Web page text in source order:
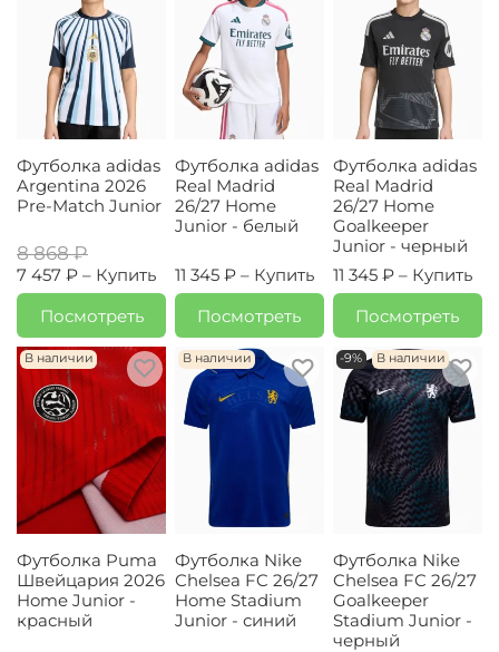
Футболка adidas
Argentina 2026
Pre-Match Junior
8 868 ₽
7 457 ₽ – Купить
Посмотреть
Футболка adidas
Real Madrid
26/27 Home
Junior - белый
11 345 ₽ – Купить
Посмотреть
Футболка adidas
Real Madrid
26/27 Home
Goalkeeper
Junior - черный
11 345 ₽ – Купить
Посмотреть
В наличии
Футболка Puma
Швейцария 2026
Home Junior -
красный
В наличии
Футболка Nike
Chelsea FC 26/27
Home Stadium
Junior - синий
-9% В наличии
Футболка Nike
Chelsea FC 26/27
Goalkeeper
Stadium Junior -
черный